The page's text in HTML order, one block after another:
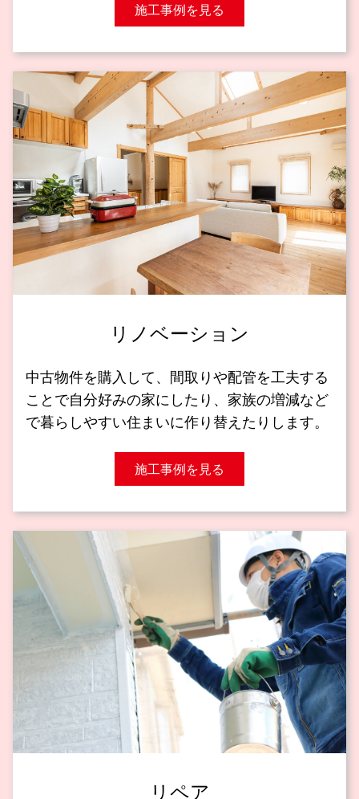
施工事例を見る
リノベーション
中古物件を購入して、間取りや配管を工夫する
ことで自分好みの家にしたり、家族の増減など
で暮らしやすい住まいに作り替えたりします。
施工事例を見る
リペア